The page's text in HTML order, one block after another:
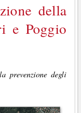
della
e Poggio
prevenzione degli